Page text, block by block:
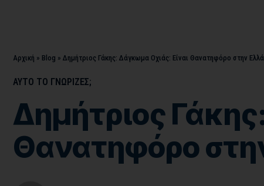
Αρχική » Blog » Δημήτριος Γάκης: Δάγκωμα Οχιάς: Είναι Θανατηφόρο στην
ΑΥΤΟ ΤΟ ΓΝΩΡΙΖΕΣ;
Δημήτριος
Θανατηφόρο